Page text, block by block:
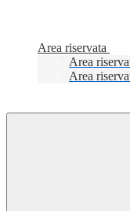
Area riservata
Area
Area